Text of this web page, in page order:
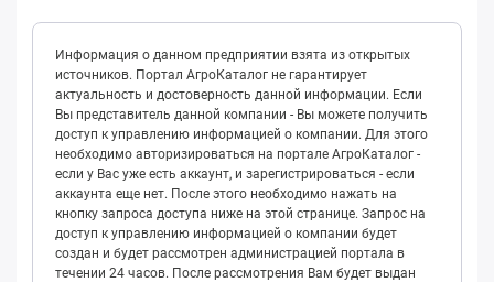
Информация о данном предприятии взята из открытых
источников. Портал АгроКаталог не гарантирует
актуальность и достоверность данной информации. Если
Вы представитель данной компании - Вы можете получить
доступ к управлению информацией о компании. Для этого
необходимо авторизироваться на портале АгроКаталог -
если у Вас уже есть аккаунт, и зарегистрироваться - если
аккаунта еще нет. После этого необходимо нажать на
кнопку запроса доступа ниже на этой странице. Запрос на
доступ к управлению информацией о компании будет
создан и будет рассмотрен администрацией портала в
течении 24 часов. После рассмотрения Вам будет выдан